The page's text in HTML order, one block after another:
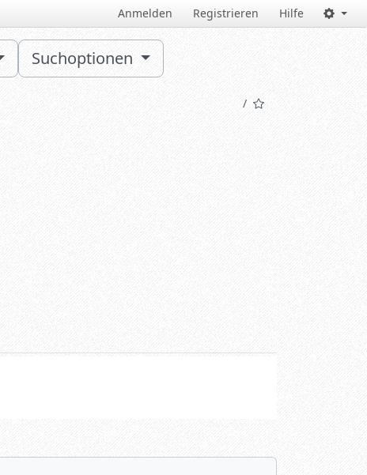
Anmelden Registrieren Hilfe
Suchoptionen